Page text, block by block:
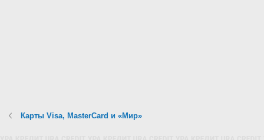
Карты Visa, MasterCard и «Мир»